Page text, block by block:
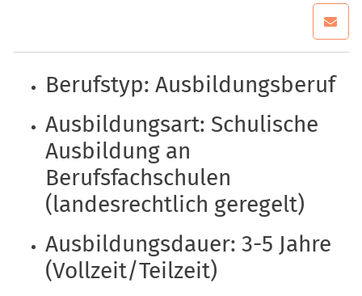
Berufstyp: Ausbildungsberuf
Ausbildungsart: Schulische
Ausbildung an
Berufsfachschulen
(landesrechtlich geregelt)
Ausbildungsdauer: 3-5 Jahre
(Vollzeit/Teilzeit)